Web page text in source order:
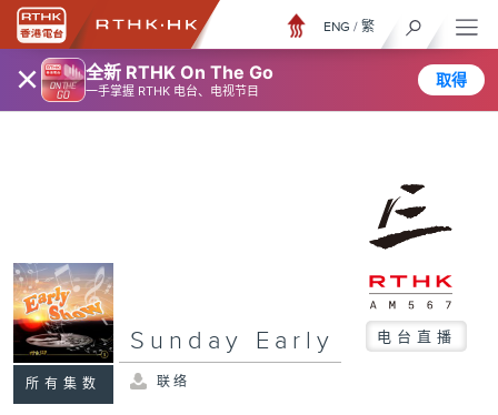
× 全新 RTHK On The Go
一手掌握 RTHK 电台、电视节目
取得
ENG / 繁
所有集数
Sunday Early 电台直播
联络